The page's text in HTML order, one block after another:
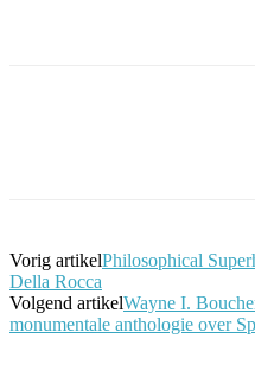
Vorig artikelPhilosophical
Della Rocca
Volgend artikelWayne I.
monumentale anthologie over